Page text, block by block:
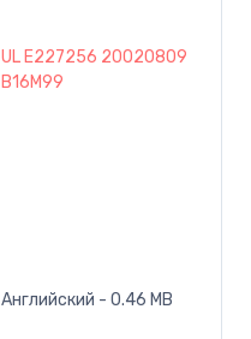
UL E227256 20020809
B16M99
Английский - 0.46 MB